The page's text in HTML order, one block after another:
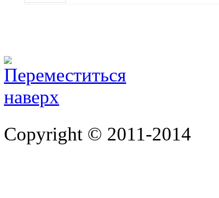
Copyright © 2011-2014